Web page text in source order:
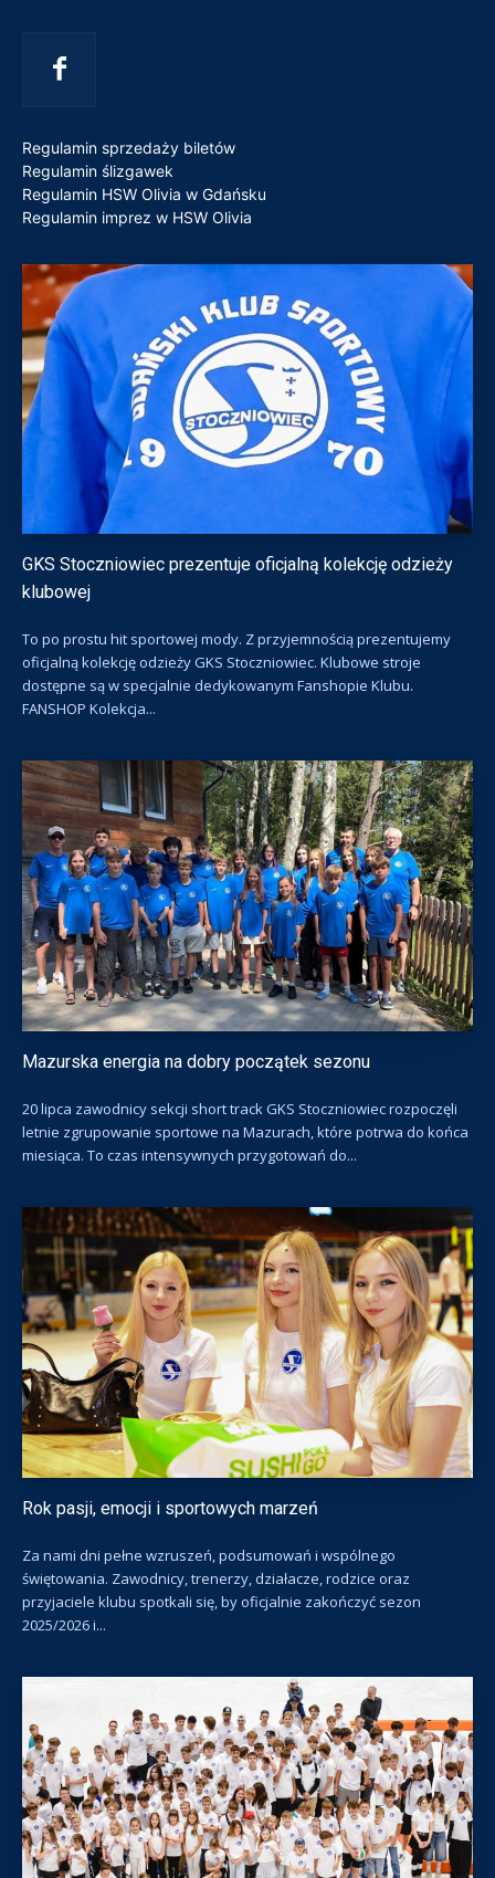
Regulamin sprzedaży biletów
Regulamin ślizgawek
Regulamin HSW Olivia w Gdańsku
Regulamin imprez w HSW Olivia
GKS Stoczniowiec prezentuje oficjalną kolekcję odzieży
klubowej
To po prostu hit sportowej mody. Z przyjemnością prezentujemy
oficjalną kolekcję odzieży GKS Stoczniowiec. Klubowe stroje
dostępne są w specjalnie dedykowanym Fanshopie Klubu.
FANSHOP Kolekcja...
Mazurska energia na dobry początek sezonu
20 lipca zawodnicy sekcji short track GKS Stoczniowiec rozpoczęli
letnie zgrupowanie sportowe na Mazurach, które potrwa do końca
miesiąca. To czas intensywnych przygotowań do...
Rok pasji, emocji i sportowych marzeń
Za nami dni pełne wzruszeń, podsumowań i wspólnego
świętowania. Zawodnicy, trenerzy, działacze, rodzice oraz
przyjaciele klubu spotkali się, by oficjalnie zakończyć sezon
2025/2026 i...